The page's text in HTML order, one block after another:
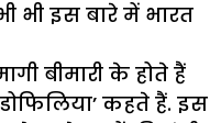
भी इस बारे में भारत
बीमारी के होते हैं
कहते हैं. इस